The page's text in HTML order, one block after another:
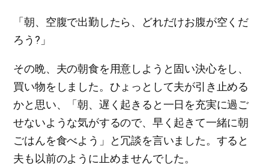
「朝、空腹で出勤したら、どれだけお腹が空くだ
ろう?」
その晩、夫の朝食を用意しようと固い決心をし、
買い物をしました。ひょっとして夫が引き止める
かと思い、「朝、遅く起きると一日を充実に過ご
せないような気がするので、早く起きて一緒に朝
ごはんを食べよう」と冗談を言いました。すると
夫も以前のように止めませんでした。